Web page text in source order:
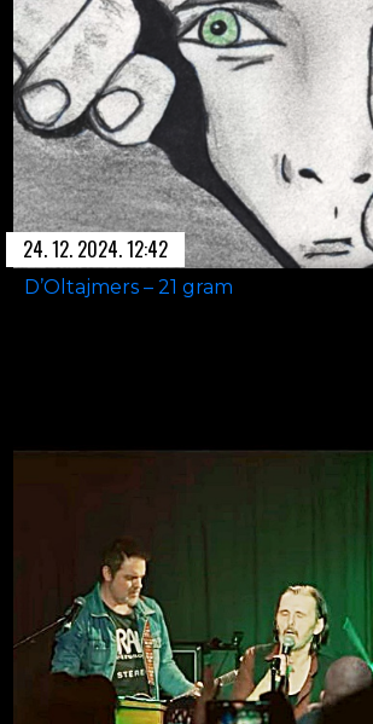
24. 12. 2024. 12:42
D’Oltajmers – 21 gram